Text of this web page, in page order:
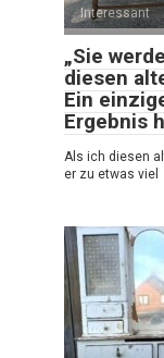
Interessant
„Sie
diesen
Ein
Ergebnis
Als ich diesen
er zu etwas viel